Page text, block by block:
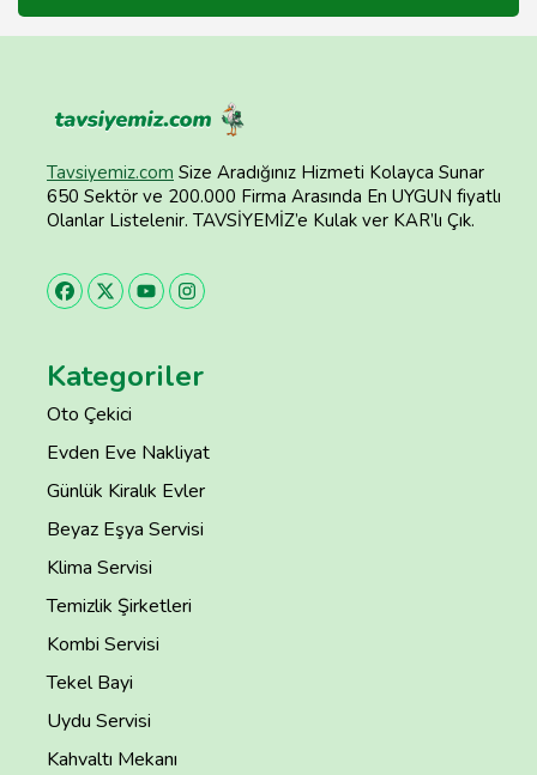
Tavsiyemiz.com Size Aradığınız Hizmeti Kolayca Sunar
650 Sektör ve 200.000 Firma Arasında En UYGUN fiyatlı
Olanlar Listelenir. TAVSİYEMİZ’e Kulak ver KAR’lı Çık.
Kategoriler
Oto Çekici
Evden Eve Nakliyat
Günlük Kiralık Evler
Beyaz Eşya Servisi
Klima Servisi
Temizlik Şirketleri
Kombi Servisi
Tekel Bayi
Uydu Servisi
Kahvaltı Mekanı